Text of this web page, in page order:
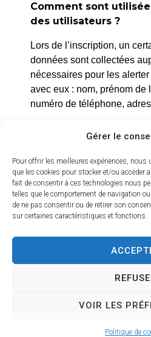
Gérer le
Pour offrir les meilleures expériences,
que les cookies pour stocker et/ou accéder
fait de consentir à ces technologies nous
telles que le comportement de navigation
de ne pas consentir ou de retirer son
sur certaines caractéristiques et fonctions.
VOIR LES
Politique de
Comment sont
des utilisateurs ?
Lors de l’inscription, un
données sont collectées
nécessaires pour les
avec eux : nom, prénom de
numéro de téléphone,
conforme aux dispositions
européen relatif à la
(RGPD). Seule la mairie
données et dans le strict
Elles ne seront en aucun
autre usage que celui-ci.